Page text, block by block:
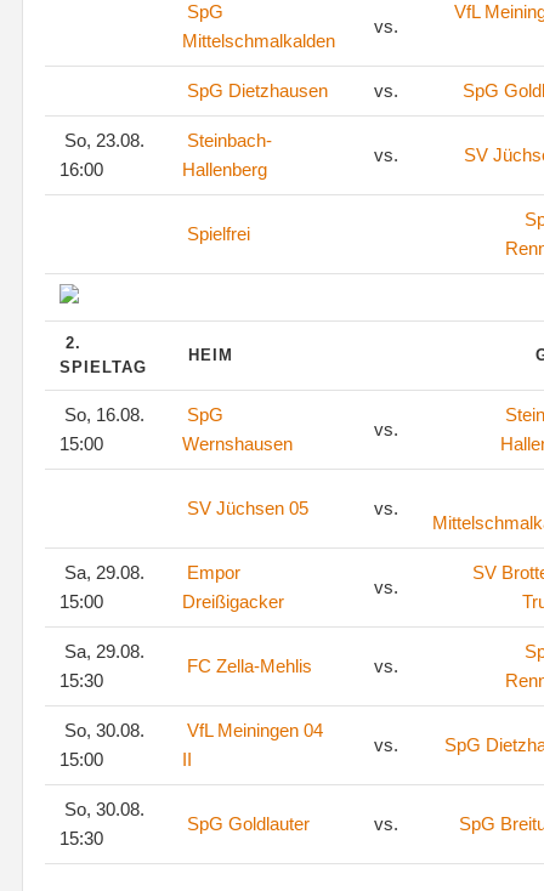
SpG
Mittelschmalkalden
vs.
VfL
SpG Dietzhausen vs. SpG
So, 23.08.
16:00
Steinbach-
Hallenberg
vs. SV
Spielfrei
2.
SPIELTAG
HEIM
So, 16.08.
15:00
SpG
Wernshausen
vs.
SV Jüchsen 05 vs.
Sa, 29.08.
15:00
Empor
Dreißigacker
vs.
SV
Sa, 29.08.
15:30
FC Zella-Mehlis vs.
So, 30.08.
15:00
VfL Meiningen 04
II
vs. SpG
So, 30.08.
15:30
SpG Goldlauter vs. SpG